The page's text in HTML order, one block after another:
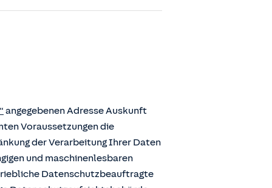
angegebenen Adresse Auskunft
Voraussetzungen die
der Verarbeitung Ihrer Daten
und maschinenlesbaren
Datenschutzbeauftragte